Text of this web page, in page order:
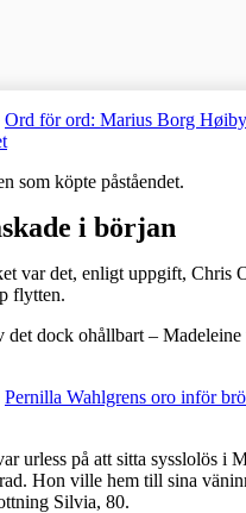
Ord för ord: Marius Borg
som köpte påståendet.
i början
var det, enligt uppgift, Chris
flytten.
det dock ohållbart –
Pernilla Wahlgrens oro inför
urless på att sitta sysslolös i
Hon ville hem till sina
Silvia, 80.